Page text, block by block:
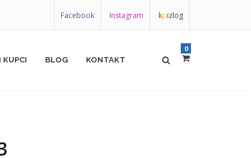
Facebook Instagram kpizlog
KUPCI BLOG KONTAKT
0